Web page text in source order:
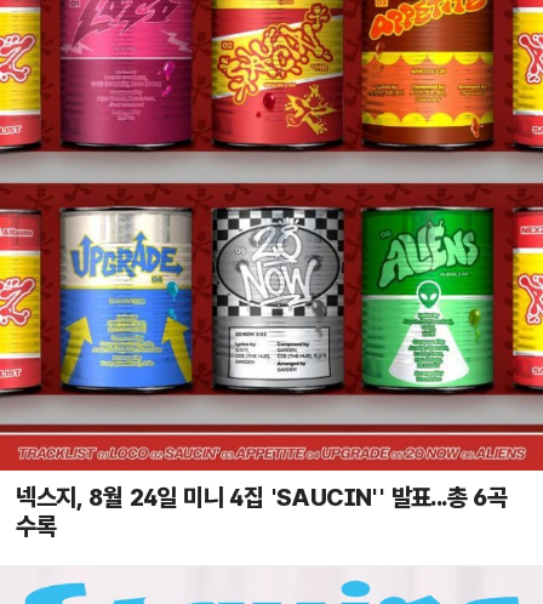
넥스지, 8월 24일 미니 4집 'SAUCIN'' 발표...총 6곡
수록